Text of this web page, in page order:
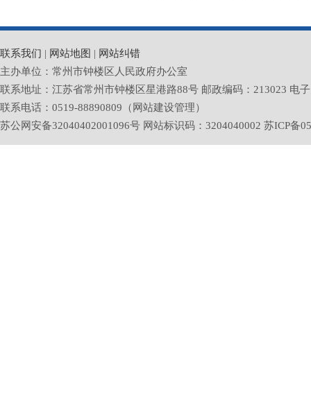
联系我们 | 网站地图 | 网站纠错
主办单位：常州市钟楼区人民政府办公室
联系地址：江苏省常州市钟楼区星港路88号 邮政编码：213023 电
联系电话：0519-88890809（网站建设管理）
苏公网安备32040402001096号 网站标识码：3204040002 苏ICP备